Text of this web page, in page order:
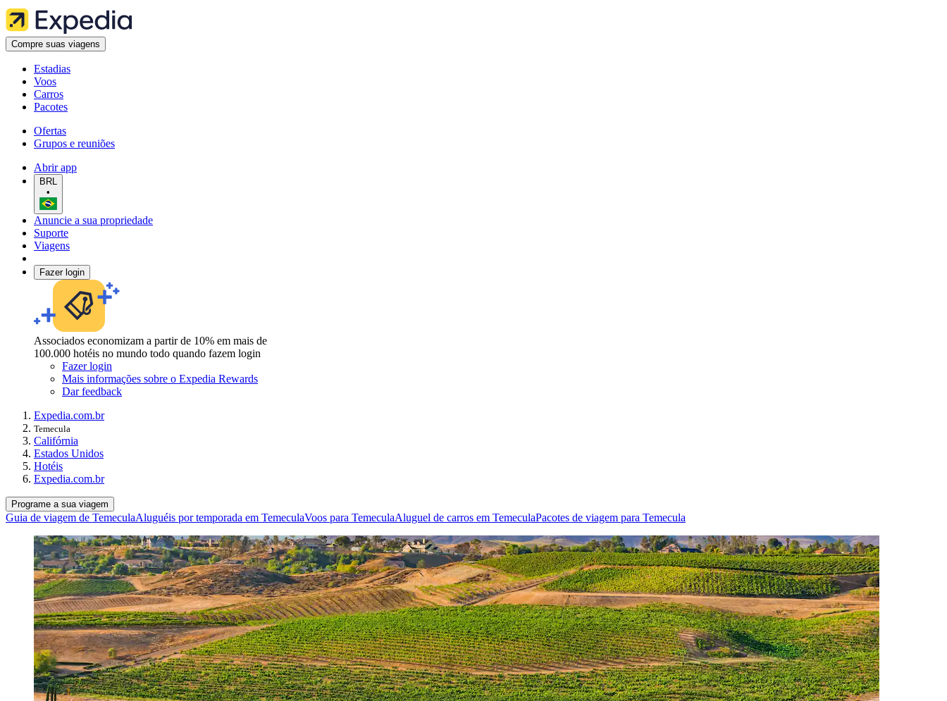
Compre suas viagens
Estadias
Voos
Carros
Pacotes
Ofertas
Grupos e reuniões
Abrir app
BRL
•
Anuncie a sua propriedade
Suporte
Viagens
Fazer login
Associados economizam a partir de 10% em mais de
100.000 hotéis no mundo todo quando fazem login
Fazer login
Mais informações sobre o Expedia Rewards
Dar feedback
Expedia.com.br
Temecula
Califórnia
Estados Unidos
Hotéis
Expedia.com.br
Programe a sua viagem
Guia de viagem de TemeculaAluguéis por temporada em TemeculaVoos para TemeculaAluguel de carros em TemeculaPacotes de viagem para Temecula